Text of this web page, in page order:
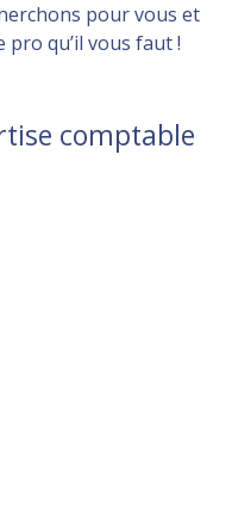
pour vous et
qu’il vous faut !
comptable